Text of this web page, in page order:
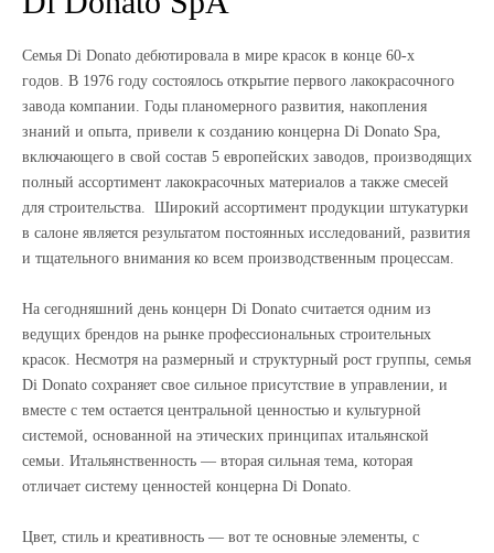
Семья Di Donato дебютировала в мире красок в конце 60-х
годов. В 1976 году состоялось открытие первого лакокрасочного
завода компании. Годы планомерного развития, накопления
знаний и опыта, привели к созданию концерна Di Donato Spa,
включающего в свой состав 5 европейских заводов, производящих
полный ассортимент лакокрасочных материалов а также смесей
для строительства. Широкий ассортимент продукции штукатурки
в салоне является результатом постоянных исследований, развития
и тщательного внимания ко всем производственным процессам.
На сегодняшний день концерн Di Donato считается одним из
ведущих брендов на рынке профессиональных строительных
красок. Несмотря на размерный и структурный рост группы, семья
Di Donato сохраняет свое сильное присутствие в управлении, и
вместе с тем остается центральной ценностью и культурной
системой, основанной на этических принципах итальянской
семьи. Итальянственность — вторая сильная тема, которая
отличает систему ценностей концерна Di Donato.
Цвет, стиль и креативность — вот те основные элементы, с